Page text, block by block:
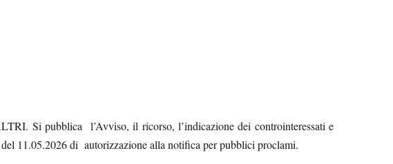
Si pubblica l’Avviso, il ricorso, l’indicazione dei controinteressati e
11.05.2026 di autorizzazione alla notifica per pubblici proclami.